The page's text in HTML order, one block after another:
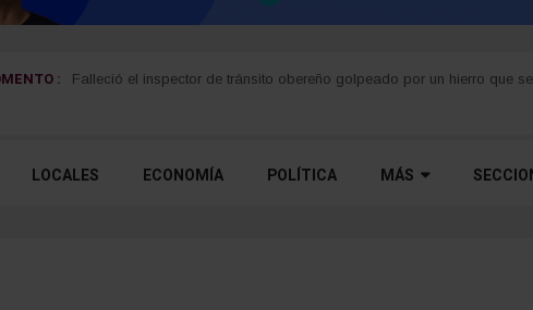
: Carlos Arce anticipó que votará en contra de la modificación de la
LOCALES ECONOMÍA POLÍTICA MÁS